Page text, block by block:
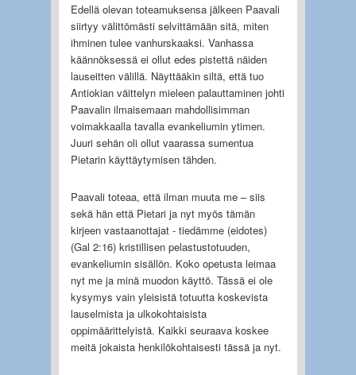
Edellä olevan toteamuksensa jälkeen Paavali
siirtyy välittömästi selvittämään sitä, miten
ihminen tulee vanhurskaaksi. Vanhassa
käännöksessä ei ollut edes pistettä näiden
lauseitten välillä. Näyttääkin siltä, että tuo
Antiokian väittelyn mieleen palauttaminen johti
Paavalin ilmaisemaan mahdollisimman
voimakkaalla tavalla evankeliumin ytimen.
Juuri sehän oli ollut vaarassa sumentua
Pietarin käyttäytymisen tähden.
Paavali toteaa, että ilman muuta me – siis
sekä hän että Pietari ja nyt myös tämän
kirjeen vastaanottajat - tiedämme (eidotes)
(Gal 2:16) kristillisen pelastustotuuden,
evankeliumin sisällön. Koko opetusta leimaa
nyt me ja minä muodon käyttö. Tässä ei ole
kysymys vain yleisistä totuutta koskevista
lauselmista ja ulkokohtaisista
oppimäärittelyistä. Kaikki seuraava koskee
meitä jokaista henkilökohtaisesti tässä ja nyt.